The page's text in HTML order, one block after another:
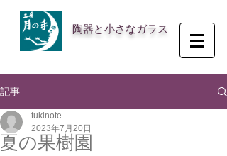
陶器と小さなガラス
記事
夏の果樹園
tukinote
2023年7月20日